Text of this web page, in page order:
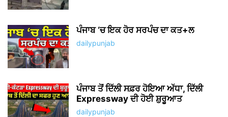
ਪੰਜਾਬ ‘ਚ ਇਕ ਹੋਰ ਸਰਪੰਚ ਦਾ ਕਤ+ਲ
dailypunjab
ਪੰਜਾਬ ਤੋਂ ਦਿੱਲੀ ਸਫ਼ਰ ਹੋਇਆ ਅੱਧਾ, ਦਿੱਲੀ
Expressway ਦੀ ਹੋਈ ਸ਼ੁਰੂਆਤ
dailypunjab